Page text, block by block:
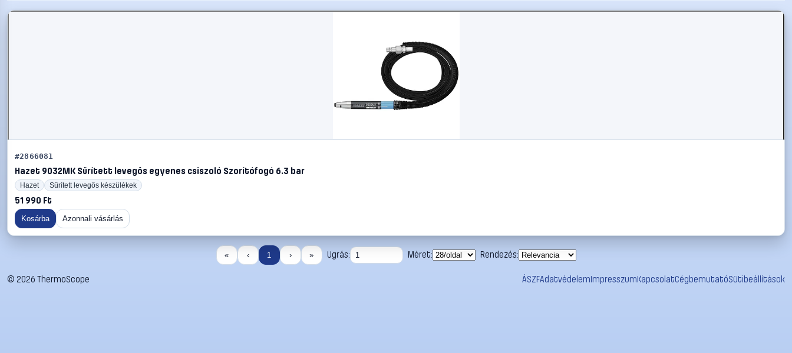
#2866081
Hazet 9032MK Sűrített levegős egyenes csiszoló Szorítófogó 6.3 bar
Hazet Sűrített levegős készülékek
51 990 Ft
Kosárba Azonnali vásárlás
« ‹ 1 › » Ugrás: Méret: Rendezés:
© 2026 ThermoScope ÁSZFAdatvédelemImpresszumKapcsolatCégbemutatóSütibeállítások